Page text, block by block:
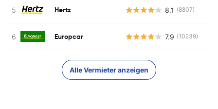
Hertz 8.1 (8807)
Europcar 7.9 (10239)
Alle Vermieter anzeigen